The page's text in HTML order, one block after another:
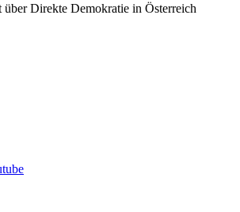
Direkte Demokratie in Österreich